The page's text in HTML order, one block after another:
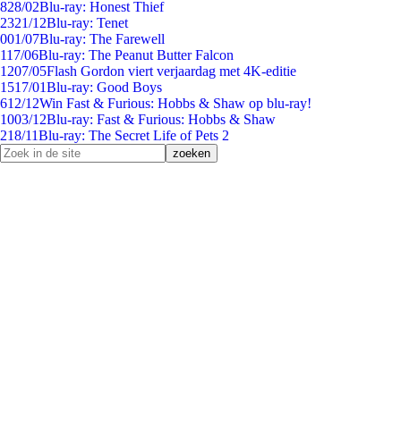
828/02Blu-ray: Honest Thief
2321/12Blu-ray: Tenet
001/07Blu-ray: The Farewell
117/06Blu-ray: The Peanut Butter Falcon
1207/05Flash Gordon viert verjaardag met 4K-editie
1517/01Blu-ray: Good Boys
612/12Win Fast & Furious: Hobbs & Shaw op blu-ray!
1003/12Blu-ray: Fast & Furious: Hobbs & Shaw
218/11Blu-ray: The Secret Life of Pets 2